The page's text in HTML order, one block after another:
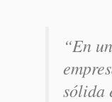
“En
sólida